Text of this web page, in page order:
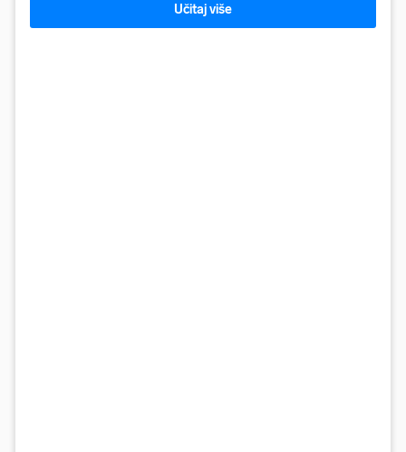
Učitaj više